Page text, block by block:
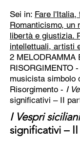
Sei in: Fare l'Italia,
Romanticismo, un
libertà e giustizia.
intellettuali, artisti
2 MELODRAMMA
RISORGIMENTO
musicista simbolo
Risorgimento - I
significativi – II
I Vespri siciliani
significativi –